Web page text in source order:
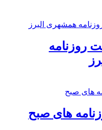
روزنامه‌
های صبح